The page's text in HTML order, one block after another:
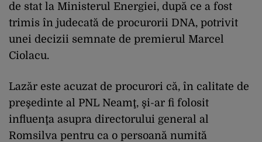
de stat la Ministerul Energiei, după ce a fost
trimis în judecată de procurorii DNA, potrivit
unei decizii semnate de premierul Marcel
Ciolacu.
Lazăr este acuzat de procurori că, în calitate de
preşedinte al PNL Neamţ, şi-ar fi folosit
influenţa asupra directorului general al
Romsilva pentru ca o persoană numită